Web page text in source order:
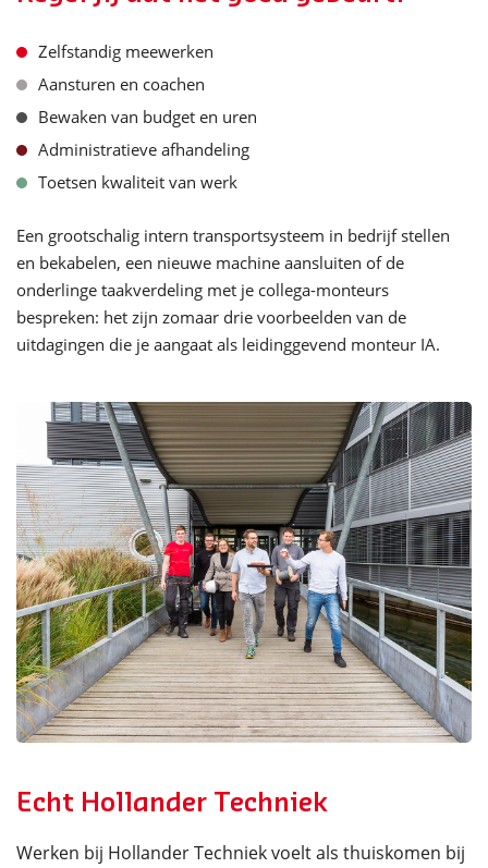
Zelfstandig meewerken
Aansturen en coachen
Bewaken van budget en uren
Administratieve afhandeling
Toetsen kwaliteit van werk
Een grootschalig intern transportsysteem in bedrijf stellen
en bekabelen, een nieuwe machine aansluiten of de
onderlinge taakverdeling met je collega-monteurs
bespreken: het zijn zomaar drie voorbeelden van de
uitdagingen die je aangaat als leidinggevend monteur IA.
Echt Hollander Techniek
Werken bij Hollander Techniek voelt als thuiskomen bij